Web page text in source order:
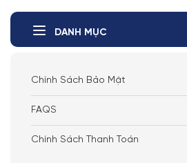
DANH MỤC
Chính Sách Bảo Mật
FAQS
Chính Sách Thanh Toán